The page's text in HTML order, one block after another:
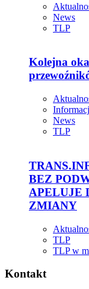
News
TLP
Kolejna
News
TLP
BEZ
APELUJE
ZMIANY
TLP
TLP w
Kontakt